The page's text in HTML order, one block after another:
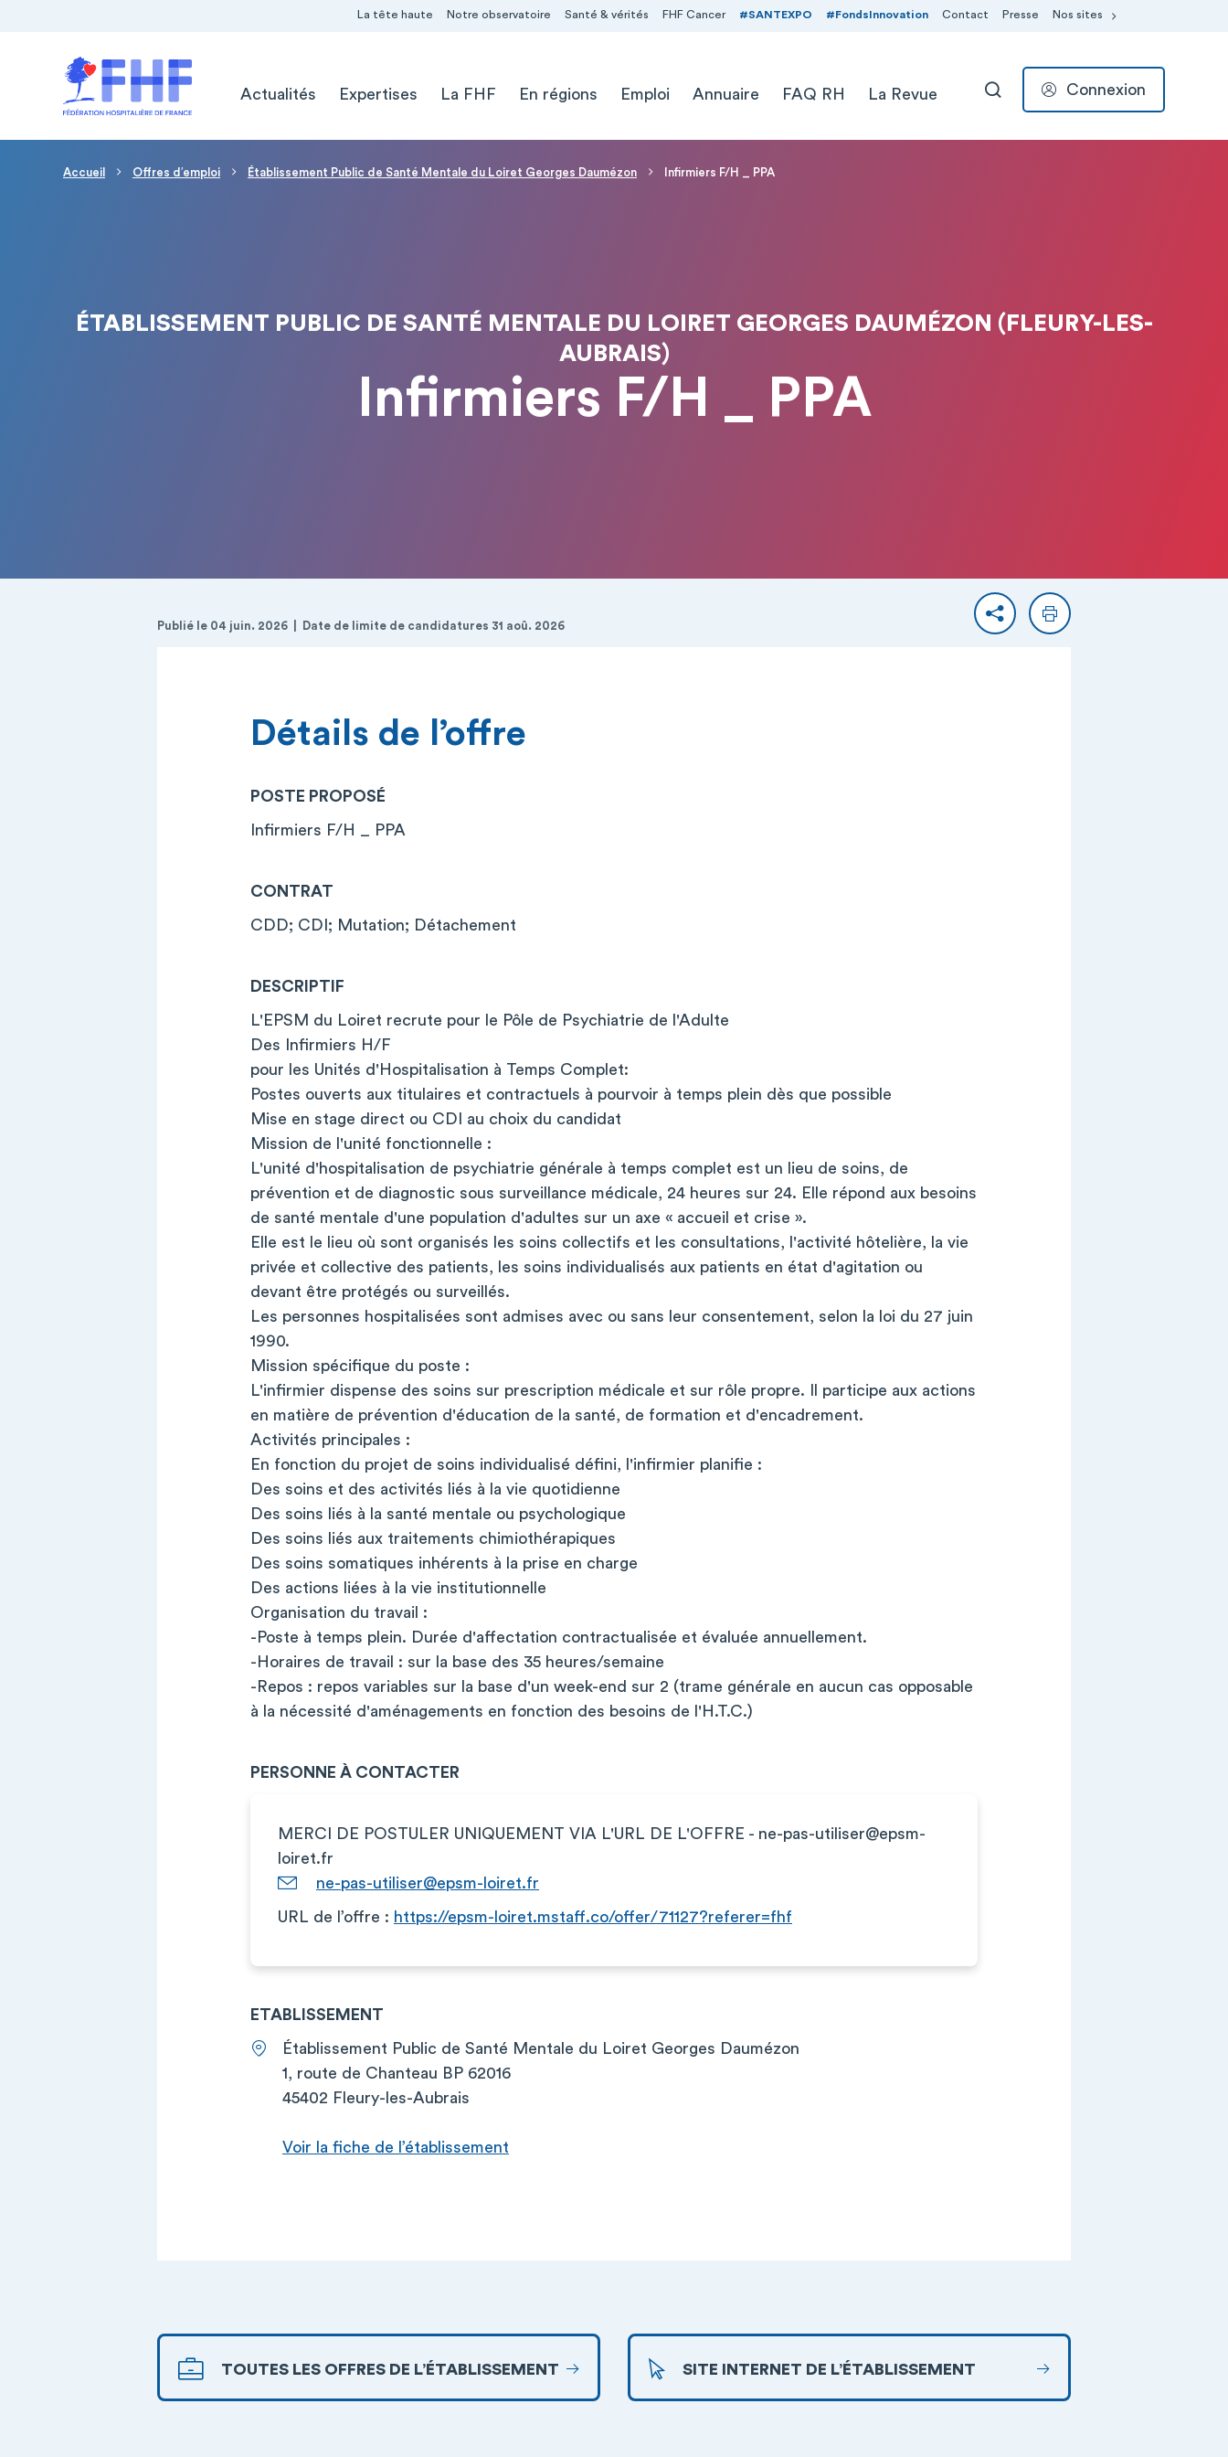
La tête haute Notre observatoire Santé & vérités FHF Cancer #SANTEXPO #FondsInnovation Contact Presse Nos sites
Actualités
Expertises La FHF En régions Emploi Annuaire FAQ RH La Revue RECHERCHER
Connexion
Fil d'Ariane
Accueil Offres d′emploi Établissement Public de Santé Mentale du Loiret Georges Daumézon Infirmiers F/H _ PPA
ÉTABLISSEMENT PUBLIC DE SANTÉ MENTALE DU LOIRET GEORGES DAUMÉZON (FLEURY-LES-
AUBRAIS)
Infirmiers F/H _ PPA
Publié le 04 juin. 2026 Date de limite de candidatures 31 aoû. 2026 PartagerImprimer
Détails de l’offre
POSTE PROPOSÉ
Infirmiers F/H _ PPA
CONTRAT
CDD; CDI; Mutation; Détachement
DESCRIPTIF
L'EPSM du Loiret recrute pour le Pôle de Psychiatrie de l'Adulte
Des Infirmiers H/F
pour les Unités d'Hospitalisation à Temps Complet:
Postes ouverts aux titulaires et contractuels à pourvoir à temps plein dès que possible
Mise en stage direct ou CDI au choix du candidat
Mission de l'unité fonctionnelle :
L'unité d'hospitalisation de psychiatrie générale à temps complet est un lieu de soins, de
prévention et de diagnostic sous surveillance médicale, 24 heures sur 24. Elle répond aux besoins
de santé mentale d'une population d'adultes sur un axe « accueil et crise ».
Elle est le lieu où sont organisés les soins collectifs et les consultations, l'activité hôtelière, la vie
privée et collective des patients, les soins individualisés aux patients en état d'agitation ou
devant être protégés ou surveillés.
Les personnes hospitalisées sont admises avec ou sans leur consentement, selon la loi du 27 juin
1990.
Mission spécifique du poste :
L'infirmier dispense des soins sur prescription médicale et sur rôle propre. Il participe aux actions
en matière de prévention d'éducation de la santé, de formation et d'encadrement.
Activités principales :
En fonction du projet de soins individualisé défini, l'infirmier planifie :
Des soins et des activités liés à la vie quotidienne
Des soins liés à la santé mentale ou psychologique
Des soins liés aux traitements chimiothérapiques
Des soins somatiques inhérents à la prise en charge
Des actions liées à la vie institutionnelle
Organisation du travail :
-Poste à temps plein. Durée d'affectation contractualisée et évaluée annuellement.
-Horaires de travail : sur la base des 35 heures/semaine
-Repos : repos variables sur la base d'un week-end sur 2 (trame générale en aucun cas opposable
à la nécessité d'aménagements en fonction des besoins de l'H.T.C.)
PERSONNE À CONTACTER
MERCI DE POSTULER UNIQUEMENT VIA L'URL DE L'OFFRE - ne-pas-utiliser@epsm-
loiret.fr
ne-pas-utiliser@epsm-loiret.fr
URL de l’offre : https://epsm-loiret.mstaff.co/offer/71127?referer=fhf
ETABLISSEMENT
Établissement Public de Santé Mentale du Loiret Georges Daumézon
1, route de Chanteau BP 62016
45402 Fleury-les-Aubrais
Voir la fiche de l’établissement
TOUTES LES OFFRES DE L’ÉTABLISSEMENT SITE INTERNET DE L’ÉTABLISSEMENT